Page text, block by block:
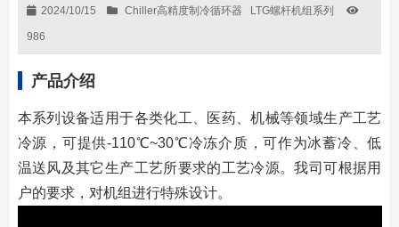
2024/10/15 Chiller高精度制冷循环器 LTG螺杆机组系列
986
产品介绍
本系列设备适用于各类化工、医药、机械等领域生产工艺
冷源，可提供-110℃~30℃冷冻介质，可作为冰蓄冷、低
温送风及其它生产工艺所要求的工艺冷源。我司可根据用
户的要求，对机组进行特殊设计。